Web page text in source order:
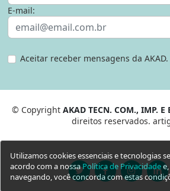
E-mail:
Aceitar receber mensagens da AKAD.
© Copyright AKAD TECN. COM., IMP. E
direitos reservados.
Utilizamos cookies essenciais e tecnologias
acordo com a nossaPolítica de Privacidade
navegando, você concorda com estas